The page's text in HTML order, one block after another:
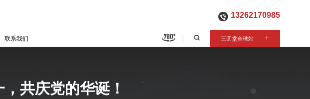
13262170985
联系我们  三圆堂全球站 +
共庆党的华诞！